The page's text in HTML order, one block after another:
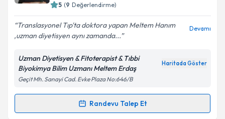
Kişisel verilerimin işlenmesine ilişkin
Aydınlatma
Metni'ni okudum ve kişisel verilerimin belirtilen
kapsamda işlenmesini kabul ediyorum.
Takvim Talebini Gönder
5 (9 Değerlendirme)
Translasyonel Tıp'ta doktora yapan Meltem Hanım
,uzman diyetisyen aynı zamanda...
Devamı
Uzman Diyetisyen & Fitoterapist & Tıbbi
Biyokimya Bilim Uzmanı Meltem Erdaş
Haritada Göster
Geçit Mh. Sanayi Cad. Evke Plaza No:646/B
Randevu Talep Et
Randevu Takvimi Talebi